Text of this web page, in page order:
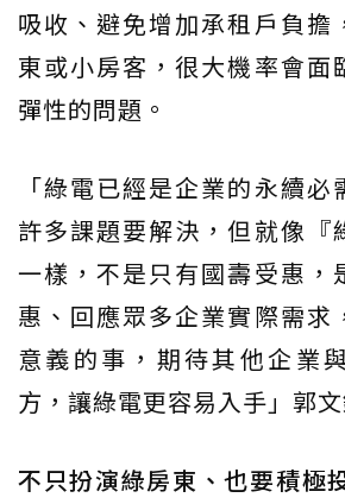
吸收、避免增加承租戶負擔
東或小房客，很大機率會面
彈性的問題。
「綠電已經是企業的永續
許多課題要解決，但就像『
一樣，不是只有國壽受惠，
惠、回應眾多企業實際需求
意義的事，期待其他企業
方，讓綠電更容易入手」郭文
不只扮演綠房東、也要積極